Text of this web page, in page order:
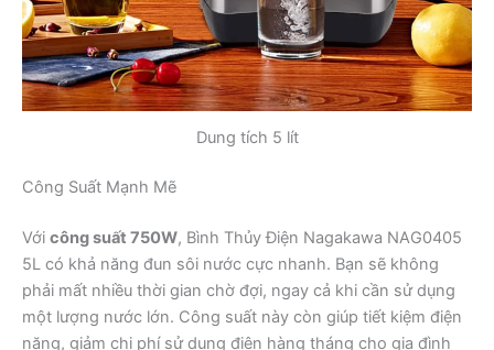
Dung tích 5 lít
Công Suất Mạnh Mẽ
Với công suất 750W, Bình Thủy Điện Nagakawa NAG0405
5L có khả năng đun sôi nước cực nhanh. Bạn sẽ không
phải mất nhiều thời gian chờ đợi, ngay cả khi cần sử dụng
một lượng nước lớn. Công suất này còn giúp tiết kiệm điện
năng, giảm chi phí sử dụng điện hàng tháng cho gia đình